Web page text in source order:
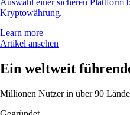
Auswahl einer sicheren Plattform
Kryptowährung.
Learn more
Artikel ansehen
Ein weltweit
Millionen Nutzer in über 90